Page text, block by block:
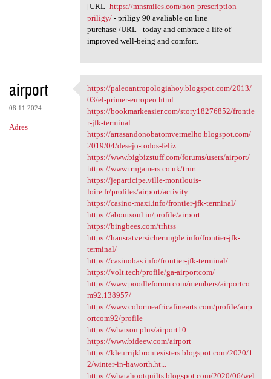
[URL=https://mnsmiles.com/non-prescription-
priligy/- priligy 90 avaliable on line
purchase[/URL - today and embrace a life of
improved well-being and comfort.
airport
08.11.2024
Adres
https://paleoantropologiahoy
https://paleoantropologiahoy.blogspot.com/2013/
03/el-primer-europeo.html...
https://bookmarkeasier.com/story18276852/frontie
r-jfk-terminal
https://arrasandonobatomvermelho.blogspot.com/
2019/04/desejo-todos-feliz...
https://www.bigbizstuff.com/forums/users/airport/
https://www.trngamers.co.uk/trnrt
https://jeparticipe.ville-montlouis-
loire.fr/profiles/airport/activity
https://casino-maxi.info/frontier-jfk-terminal/
https://aboutsoul.in/profile/airport
https://bingbees.com/trhtss
https://hausratversicherungde.info/frontier-jfk-
terminal/
https://casinobas.info/frontier-jfk-terminal/
https://volt.tech/profile/ga-airportcom/
https://www.poodleforum.com/members/airportco
m92.138957/
https://www.colormeafricafinearts.com/profile/airp
ortcom92/profile
https://whatson.plus/airport10
https://www.bideew.com/airport
https://kleurrijkbrontesisters.blogspot.com/2020/1
2/winter-in-haworth.ht...
https://whatahootquilts.blogspot.com/2020/06/wel